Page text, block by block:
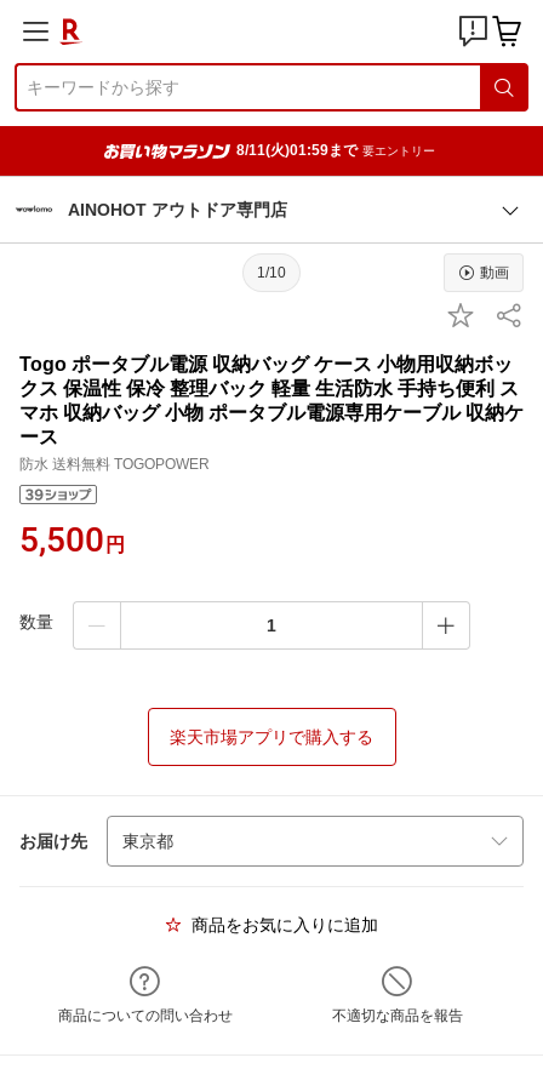
8/11(火)01:59まで 要エントリー
AINOHOT アウトドア専門店
1/10 動画
Togo ポータブル電源 収納バッグ ケース 小物用収納ボッ
クス 保温性 保冷 整理バック 軽量 生活防水 手持ち便利 ス
マホ 収納バッグ 小物 ポータブル電源専用ケーブル 収納ケ
ース
防水 送料無料 TOGOPOWER
5,500 円
数量
楽天市場アプリで購入する
お届け先
商品をお気に入りに追加
商品についての問い合わせ 不適切な商品を報告